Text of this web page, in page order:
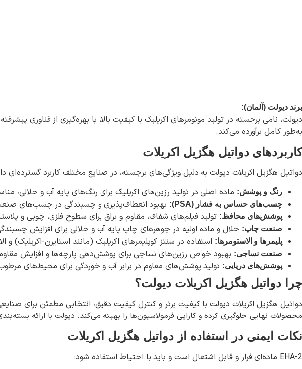
برند دیولت (آلمان):
به‌طور کامل برآورده می‌کند.
کاربردهای دواتیل هگزیل اکریلات
دواتیل هگزیل اکریلات دیولت به دلیل ویژگی‌های برجسته، در صنایع مختلف کاربرد گسترده‌ای
رنگ و پوشش: ماده اصلی در تولید رزین‌های اکریلیک برای رنگ‌های پایه آب و حلالی،
چسب‌های حساس به فشار (PSA): بهبود انعطاف‌پذیری و چسبندگی در چسب‌های
پوشش‌های محافظ: تولید فیلم‌های شفاف، مقاوم و براق برای سطوح فلزی، چوبی و
صنعت چاپ: حلال و ماده اولیه در جوهرهای چاپ پایه آب و حلالی برای افزایش
پلیمرها و الاستومرها: استفاده در سنتز کوپلیمرهای اکریلیک (مانند استایرن-اکریلیک)
صنعت نساجی: بهبود خواص رزین‌های نساجی برای پوشش‌دهی پارچه‌ها و افزایش
پوشش‌های دریایی: تولید پوشش‌های مقاوم در برابر آب و خوردگی برای محیط‌های
چرا دواتیل هگزیل اکریلات دیولت؟
دواتیل هگزیل اکریلات دیولت با کیفیت برتر و کنترل کیفیت دقیق، انتخابی مطمئن برای
محصولات نهایی جلوگیری کرده و کارایی فرمولاسیون‌ها را بهینه می‌کند. دیولت با ارائه
نکات ایمنی در استفاده از دواتیل هگزیل اکریلات
2-EHA ماده‌ای فرار و قابل اشتعال است و باید با احتیاط استفاده شود: